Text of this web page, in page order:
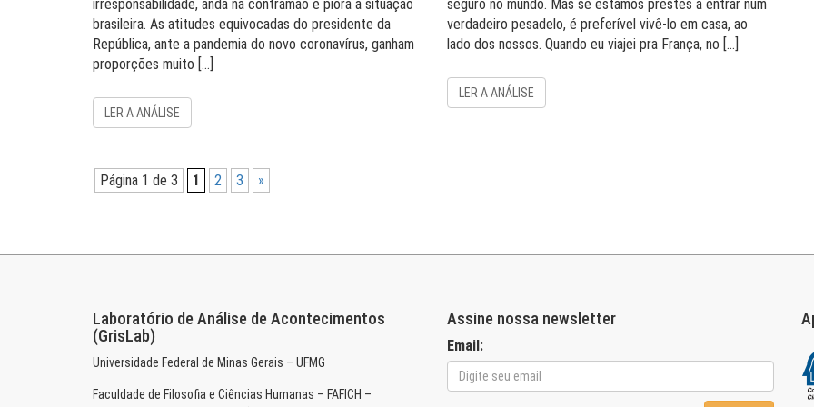
irresponsabilidade, anda na contramão e piora a situação
brasileira. As atitudes equivocadas do presidente da
República, ante a pandemia do novo coronavírus, ganham
proporções muito […]
LER A ANÁLISE
seguro no mundo. Mas se estamos prestes a entrar num
verdadeiro pesadelo, é preferível vivê-lo em casa, ao
lado dos nossos. Quando eu viajei pra França, no […]
LER A ANÁLISE
Página 1 de 3 1 2 3 »
Laboratório de Análise de Acontecimentos
(GrisLab)
Universidade Federal de Minas Gerais – UFMG
Faculdade de Filosofia e Ciências Humanas – FAFICH –
Assine nossa newsletter
Email: